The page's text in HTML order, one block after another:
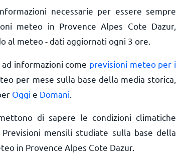
necessarie per essere sempre
meteo in Provence Alpes Cote Dazur,
al meteo - dati aggiornati ogni 3 ore.
informazioni come previsioni meteo per i
per mese sulla base della media storica,
Oggi e Domani
di sapere le condizioni climatiche
mensili studiate sulla base della
in Provence Alpes Cote Dazur.